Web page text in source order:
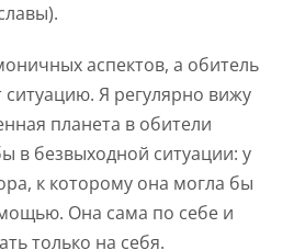
аспектов, а обитель
ситуацию. Я регулярно вижу
планета в обители
в безвыходной ситуации: у
к которому она могла бы
Она сама по себе и
только на себя.